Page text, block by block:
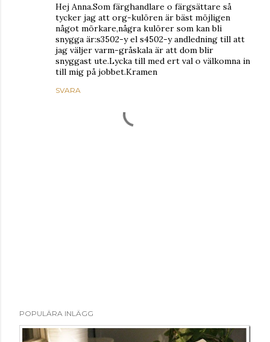
Hej Anna.Som färghandlare o färgsättare så
tycker jag att org-kulören är bäst möjligen
något mörkare,några kulörer som kan bli
snygga är:s3502-y el s4502-y andledning till att
jag väljer varm-gråskala är att dom blir
snyggast ute.Lycka till med ert val o välkomna in
till mig på jobbet.Kramen
SVARA
k
POPULÄRA INLÄGG